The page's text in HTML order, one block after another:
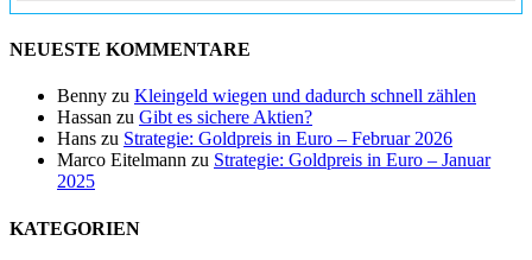
NEUESTE KOMMENTARE
Benny zu Kleingeld wiegen und dadurch schnell zählen
Hassan zu Gibt es sichere Aktien?
Hans zu Strategie: Goldpreis in Euro – Februar 2026
Marco Eitelmann zu Strategie: Goldpreis in Euro – Januar
2025
KATEGORIEN